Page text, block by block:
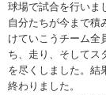
球場で試合を行いま
自分たちが今まで積
けていこうチーム全
ち、走り、そしてス
を尽くしました。結
終わりました。